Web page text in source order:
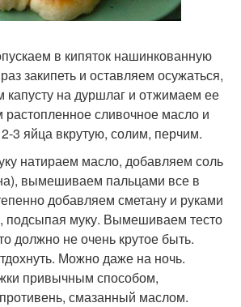
в кипяток нашинкованную
закипеть и оставляем осужаться,
капусту на дуршлаг и отжимаем ее
сливочное масло и
3 яйца вкрутую, солим, перчим.
натираем масло, добавляем соль
вымешиваем пальцами все в
добавляем сметану и руками
подсыпая муку. Вымешиваем тесто
должно не очень крутое быть.
Можно даже на ночь.
привычным способом,
смазанный маслом.